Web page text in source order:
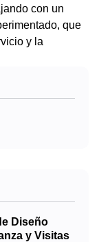
con un
que
y la
Diseño
y Visitas